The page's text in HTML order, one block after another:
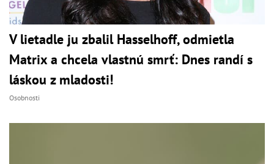
V lietadle ju zbalil Hasselhoff, odmietla
Matrix a chcela vlastnú smrť: Dnes randí s
láskou z mladosti!
Osobnosti